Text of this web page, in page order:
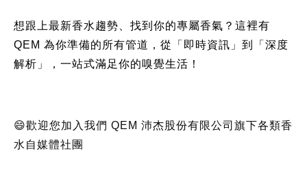
想跟上最新香水趨勢、找到你的專屬香氣？這裡有
QEM 為你準備的所有管道，從「即時資訊」到「深度
解析」，一站式滿足你的嗅覺生活！
😄歡迎您加入我們 QEM 沛杰股份有限公司旗下各類香
水自媒體社團